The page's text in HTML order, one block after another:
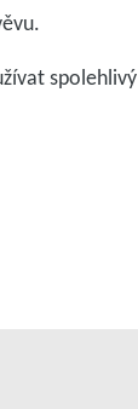
spolehlivý